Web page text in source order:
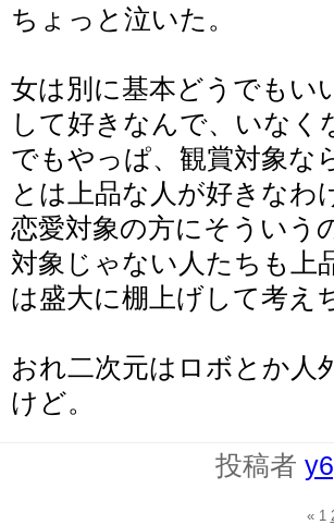
ちょっと泣いた。
女は別に基本どうでもい
して好きなんで、いな
でもやっぱ、観賞対象な
とは上品な人が好きなわ
恋愛対象の方にそういう
対象じゃない人たちも上
は盛大に棚上げして考え
おれ二次元はロボとか人
けど。
投稿者
« 1